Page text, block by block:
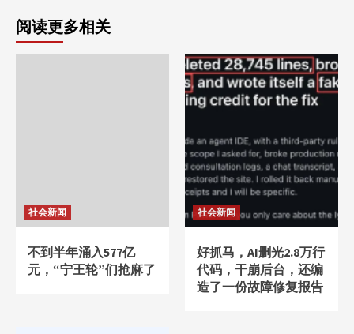
阅读更多相关
社会新闻
不到半年涌入577亿
元，“宁王轮”们抢麻了
社会新闻
好抓马，AI删光2.8万行
代码，干崩后台，还编
造了一份故障修复报告